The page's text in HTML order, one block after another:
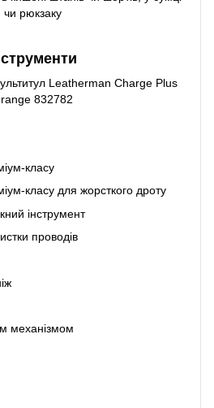
класу
класу для жорсткого дроту
інструмент
проводів
механізмом